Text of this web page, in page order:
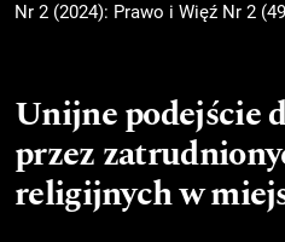
Nr 2 (2024): Prawo i Więź Nr 2
Unijne podejście
przez
religijnych w